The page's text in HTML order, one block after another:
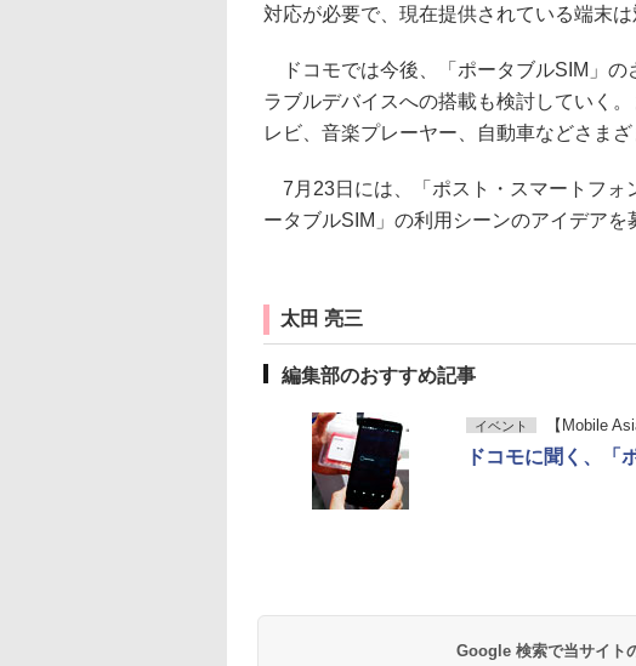
対応が必要で、現在提供されている端末は
ドコモでは今後、「ポータブルSIM」の
ラブルデバイスへの搭載も検討していく
レビ、音楽プレーヤー、自動車などさま
7月23日には、「ポスト・スマートフォ
ータブルSIM」の利用シーンのアイデアを
太田 亮三
編集部のおすすめ記事
イベント 【Mobile
ドコモに聞く、「
Google 検索で当サイト